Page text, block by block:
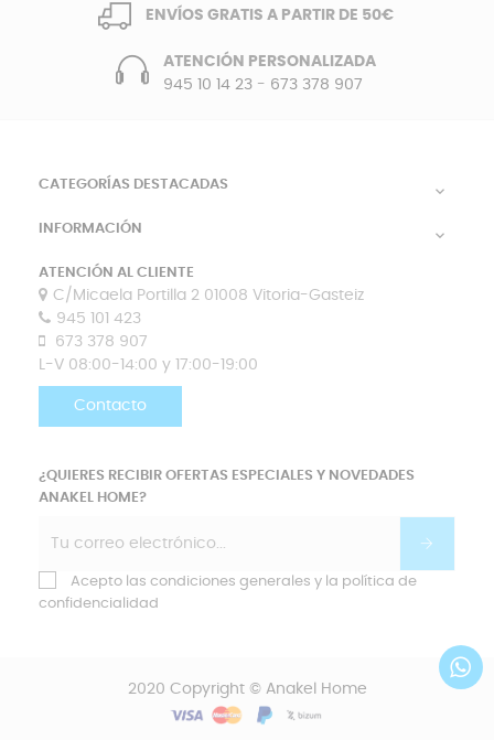
ENVÍOS GRATIS A PARTIR DE 50€
ATENCIÓN PERSONALIZADA
945 10 14 23- 673 378 907
CATEGORÍAS DESTACADAS 
INFORMACIÓN 
ATENCIÓN AL CLIENTE
C/Micaela Portilla 2 01008 Vitoria-Gasteiz
945 101 423
673 378 907
L-V 08:00-14:00 y 17:00-19:00
Contacto
¿QUIERES RECIBIR OFERTAS ESPECIALES Y NOVEDADES
ANAKEL HOME?
Acepto las condiciones generales y la política de
confidencialidad
2020 Copyright © Anakel Home